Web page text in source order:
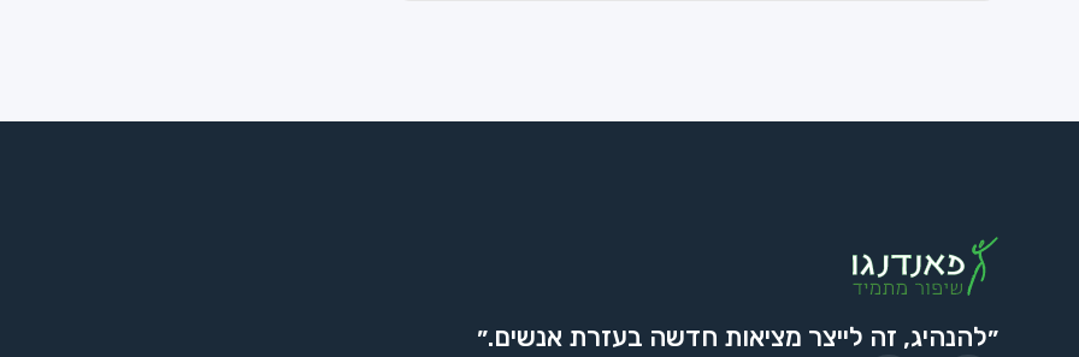
״להנהיג, זה לייצר מציאות חדשה בעזרת אנשים.״